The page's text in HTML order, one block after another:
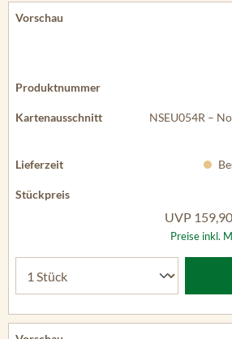
NSEU054R –
UVP
Preise inkl.